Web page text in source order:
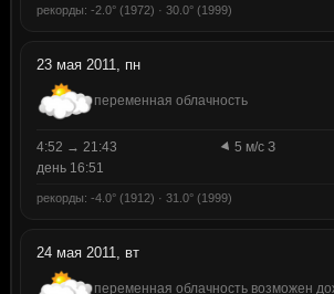
рекорды: -2.0° (1972) · 30.0° (1999)
23 мая 2011, пн
переменная облачность
4:52 → 21:43
5 м/с З
день 16:51
рекорды: -4.0° (1912) · 31.0° (1999)
24 мая 2011, вт
переменная облачность возможен